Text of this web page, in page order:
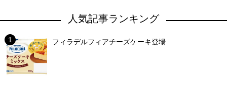
人気記事ランキング
フィラデルフィアチーズケーキ登場